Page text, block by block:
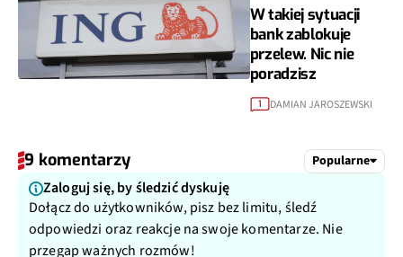
W takiej sytuacji
bank zablokuje
przelew. Nic nie
poradzisz
1 DAMIAN JAROSZEWSKI
9 komentarzy Popularne
Zaloguj się, by śledzić dyskuję
Dołącz do użytkowników, pisz bez limitu, śledź
odpowiedzi oraz reakcje na swoje komentarze. Nie
przegap ważnych rozmów!